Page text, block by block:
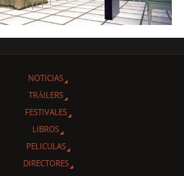
NOTICIAS
TRÁILERS
FESTIVALES
LIBROS
PELICULAS
DIRECTORES